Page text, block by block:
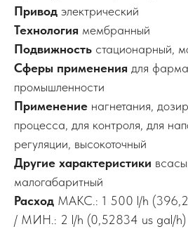
Привод электрический
Технология мембранный
Подвижность стационарный,
Сферы применения для
промышленности
Применение нагнетания,
процесса, для контроля, для
регуляции, высокоточный
Другие характеристики
малогабаритный
Расход МАКС.: 1 500 l/h
/ МИН.: 2 l/h (0,52834 us gal/h)